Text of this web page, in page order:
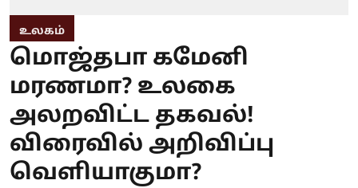
உலகம்
மொஜ்தபா கமேனி
மரணமா? உலகை
அலறவிட்ட தகவல்!
விரைவில் அறிவிப்பு
வெளியாகுமா?